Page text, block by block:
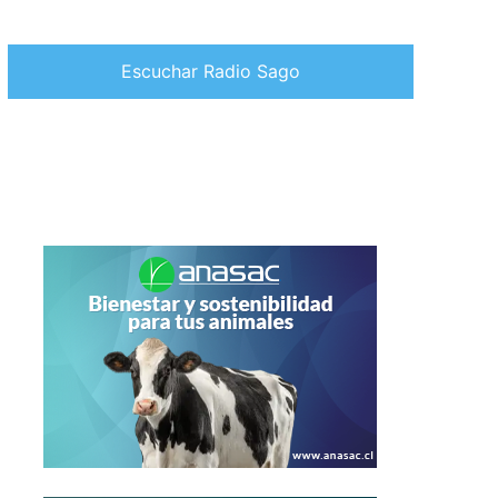
Escuchar Radio Sago